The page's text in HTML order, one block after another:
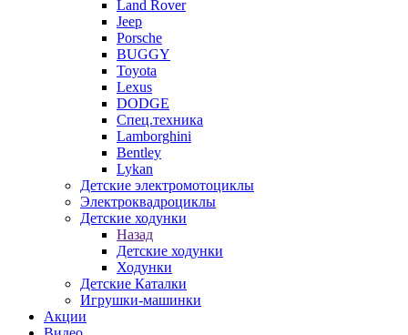
Land Rover
Jeep
Porsche
BUGGY
Toyota
Lexus
DODGE
Спец.техника
Lamborghini
Bentley
Lykan
Детские электромотоциклы
Электроквадроциклы
Детские ходунки
Назад
Детские ходунки
Ходунки
Детские Каталки
Игрушки-машинки
Акции